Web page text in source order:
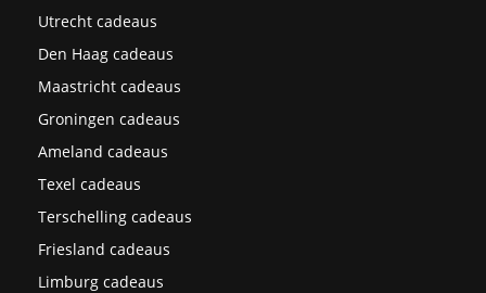
Utrecht cadeaus
Den Haag cadeaus
Maastricht cadeaus
Groningen cadeaus
Ameland cadeaus
Texel cadeaus
Terschelling cadeaus
Friesland cadeaus
Limburg cadeaus